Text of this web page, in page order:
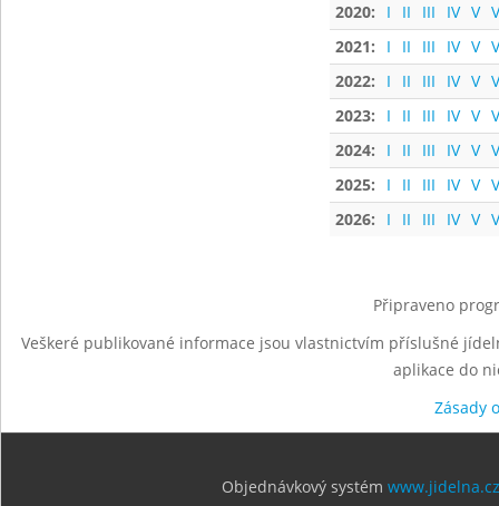
2020:
I II III IV V
2021:
I II III IV V
2022:
I II III IV V
2023:
I II III IV V
2024:
I II III IV V
2025:
I II III IV V
2026:
I II III IV V
Připraveno
Veškeré publikované informace jsou vlastnictvím příslušné
aplikace do
Zásady
Objednávkový systém www.jidelna.cz